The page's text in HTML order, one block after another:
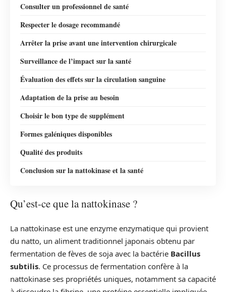
Consulter un professionnel de santé
Respecter le dosage recommandé
Arrêter la prise avant une intervention chirurgicale
Surveillance de l’impact sur la santé
Évaluation des effets sur la circulation sanguine
Adaptation de la prise au besoin
Choisir le bon type de supplément
Formes galéniques disponibles
Qualité des produits
Conclusion sur la nattokinase et la santé
Qu’est-ce que la nattokinase ?
La nattokinase est une enzyme enzymatique qui provient
du natto, un aliment traditionnel japonais obtenu par
fermentation de fèves de soja avec la bactérie Bacillus
subtilis. Ce processus de fermentation confère à la
nattokinase ses propriétés uniques, notamment sa capacité